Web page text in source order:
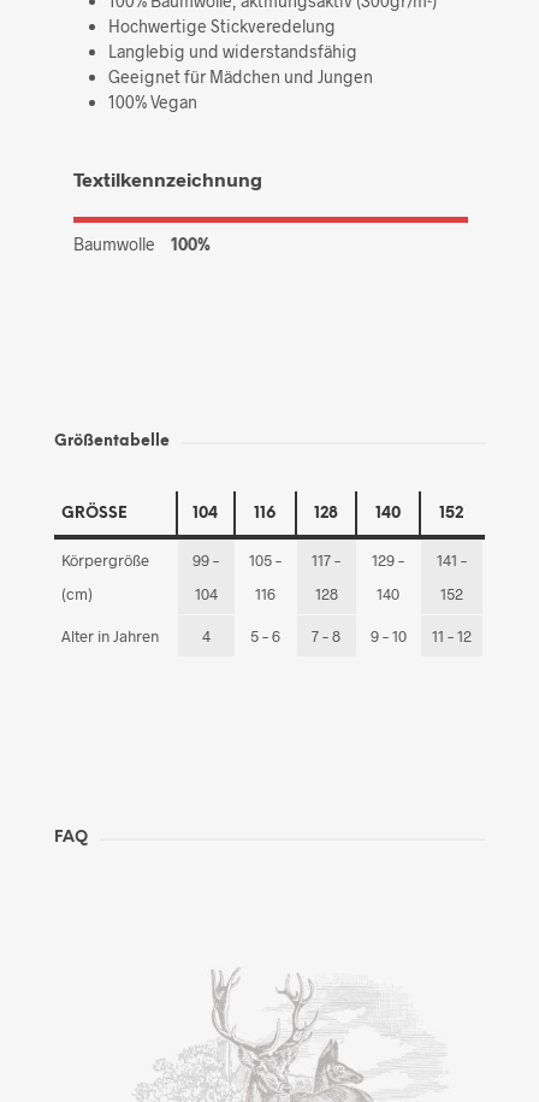
Hochwertige Stickveredelung
Langlebig und widerstandsfähig
Geeignet für Mädchen und Jungen
100% Vegan
Textilkennzeichnung
Baumwolle 100%
Größentabelle
GRÖSSE 104 116 128 140 152
Körpergröße
(cm)
99 –
104
105 –
116
117 –
128
129 –
140
141 –
152
Alter in Jahren 4 5 – 6 7 – 8 9 – 10 11 – 12
FAQ